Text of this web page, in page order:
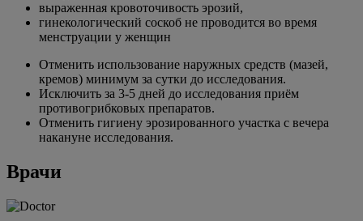
выраженная кровоточивость эрозий,
гинекологический соскоб не проводится во время
менструации у женщин
Отменить использование наружных средств (мазей,
кремов) минимум за сутки до исследования.
Исключить за 3-5 дней до исследования приём
противогрибковых препаратов.
Отменить гигиену эрозированного участка с вечера
накануне исследования.
Врачи